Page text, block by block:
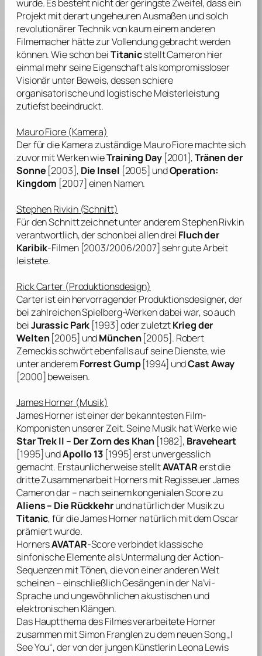
wurde. Es besteht nicht der geringste Zweifel, dass ein
Projekt mit derart ungeheuren Ausmaßen und solch
revolutionärer Technik von kaum einem anderen
Filmemacher hätte zur Vollendung gebracht werden
können. Wie schon beiTitanicstelltCameronhier
einmal mehr seine Eigenschaft als kompromissloser
Visionär unter Beweis, dessen schiere
organisatorische und logistische Meisterleistung
zutiefst beeindruckt.
Mauro Fiore(Kamera)
Der für die Kamera zuständigeMauro Fioremachte sich
zuvor mit Werken wieTraining Day[2001],Tränen der
Sonne [2003], Die Insel [2005] undOperation:
Kingdom [2007] einen Namen.
Stephen Rivkin(Schnitt)
Für den Schnitt zeichnet unter anderemStephen Rivkin
verantwortlich, der schon bei allen drei Fluch der
Karibik-Filmen [2003/2006/2007] sehr gute Arbeit
leistete.
Rick Carter(Produktionsdesign)
Carterist ein hervorragender Produktionsdesigner, der
bei zahlreichenSpielberg-Werken dabei war, so auch
beiJurassic Park [1993] oder zuletztKrieg der
Welten[2005] undMünchen[2005]. Robert
Zemeckisschwört ebenfalls auf seine Dienste, wie
unter anderemForrest Gump[1994] undCast Away
[2000] beweisen.
James Horner(Musik)
James Hornerist einer der bekanntesten Film-
Komponisten unserer Zeit. Seine Musik hat Werke wie
Star Trek II – Der Zorn des Khan[1982], Braveheart
[1995] undApollo 13 [1995] erst unvergesslich
gemacht. Erstaunlicherweise stelltAVATARerst die
dritte ZusammenarbeitHornersmit RegisseuerJames
Camerondar – nach seinem kongenialen Score zu
Aliens – Die Rückkehrund natürlich der Musik zu
Titanic, für dieJames Hornernatürlich mit dem Oscar
prämiert wurde.
HornersAVATAR-Score verbindet klassische
sinfonische Elemente als Untermalung der Action-
Sequenzen mit Tönen, die von einer anderen Welt
scheinen – einschließlich Gesängen in der Na’vi-
Sprache und ungewöhnlichen akustischen und
elektronischen Klängen.
Das Hauptthema des Filmes verarbeiteteHorner
zusammen mitSimon Franglenzu dem neuen Song „I
See You“, der von der jungen KünstlerinLeona Lewis